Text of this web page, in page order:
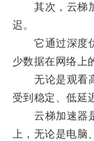
其次，云梯加
迟。
它通过深度优
少数据在网络上
无论是观看高
受到稳定、低延
云梯加速器是
上，无论是电